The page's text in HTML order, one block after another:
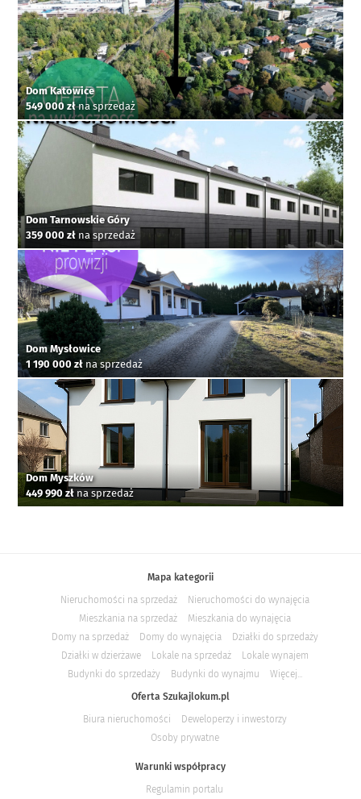
Dom Katowice
549 000 złna sprzedaż
Dom Tarnowskie Góry
359 000 zł na sprzedaż
Dom Mysłowice
1 190 000 zł na sprzedaż
Dom Myszków
449 990 zł na sprzedaż
Mapa kategorii
Nieruchomości na sprzedaż
Nieruchomości do wynajęcia
Mieszkania na sprzedaż
Mieszkania do wynajęcia
Domy na sprzedaż
Domy do wynajęcia
Działki do sprzedaży
Działki w dzierżawe
Lokale na sprzedaż
Lokale wynajem
Budynki do sprzedaży
Budynki do wynajmu
Więcej...
Oferta Szukajlokum.pl
Biura nieruchomości
Deweloperzy i inwestorzy
Osoby prywatne
Warunki współpracy
Regulamin portalu